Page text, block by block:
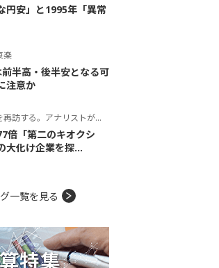
円安」と1995年「異常
楽
前半高・後半安となる可
注意か
。アナリストが読み解くテーマの本質
倍「第二のキオクシ
大化け企業を探...
一覧を見る